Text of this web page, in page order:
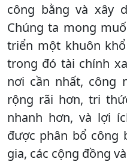
công bằng và xây
Chúng ta mong
triển một khuôn
trong đó tài chính
nơi cần nhất, công
rộng rãi hơn, tri
nhanh hơn, và lợi
được phân bổ công
gia, các cộng đồng